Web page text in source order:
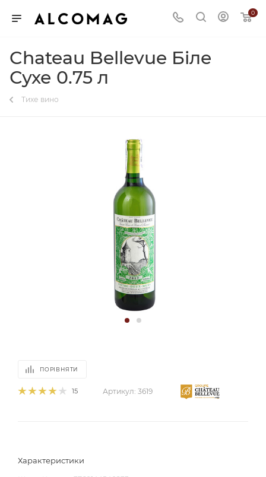
0
Chateau Bellevue Біле
Сухе 0.75 л
Тихе вино
ПОРІВНЯТИ
15 Артикул: 3619
Характеристики